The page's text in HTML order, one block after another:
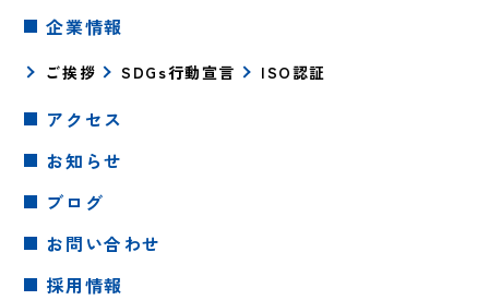
企業情報
ご挨拶 SDGs行動宣言 ISO認証
アクセス
お知らせ
ブログ
お問い合わせ
採用情報